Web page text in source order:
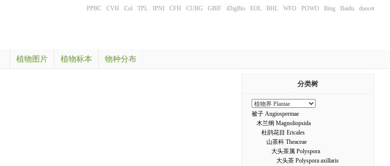
PPBC CVH Col TPL IPNI CFH CUBG GBIF iDigBio EOL BHL WFO POWO Bing Baidu duocet
植物图片 植物标本 物种分布
分类树
被子 Angiospermae
木兰纲 Magnoliopsida
杜鹃花目 Ericales
山茶科 Theaceae
大头茶属 Polyspora
大头茶 Polyspora axillaris